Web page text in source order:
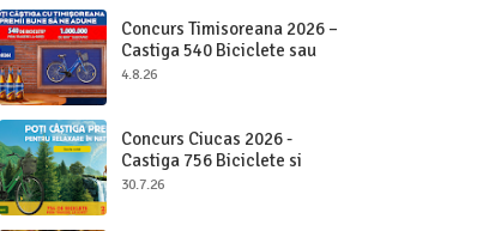
Concurs Timisoreana 2026 –
Castiga 540 Biciclete sau
Beri pe Loc
4.8.26
Concurs Ciucas 2026 -
Castiga 756 Biciclete si
2.000.000 bucati Ciucas
30.7.26